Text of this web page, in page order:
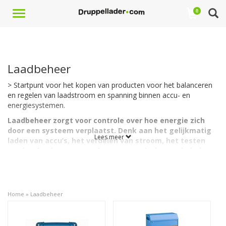
Toggle
0
Laadbeheer
> Startpunt voor het kopen van producten voor het balanceren
en regelen van laadstroom en spanning binnen accu- en
energiesystemen.
Laadbeheer zorgt voor controle over hoe energie zich
door een systeem verplaatst. Denk aan het gelijkmatig
laden van accu’s, het verdelen van stroom, het testen
voertuigen, vaartuigen en installaties.
Accu balancers: gelijke spanning in
Lees meer
Home » Laadbeheer